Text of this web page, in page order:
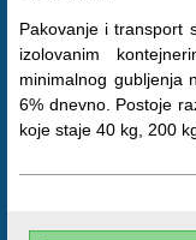
Pakovanje i transport
izolovanim
minimalnog gubljenja
6% dnevno. Postoje
koje staje 40 kg, 200